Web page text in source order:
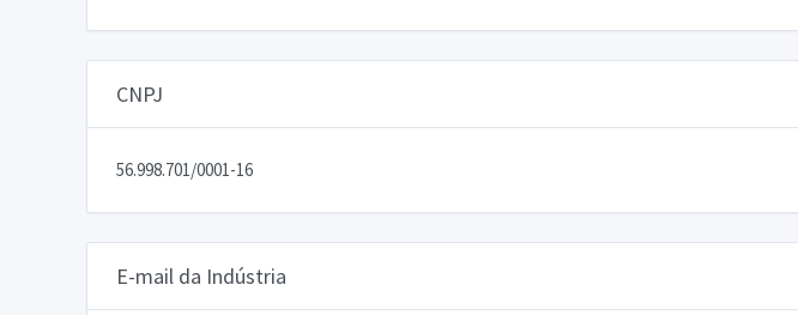
CNPJ
56.998.701/0001-16
E-mail da Indústria